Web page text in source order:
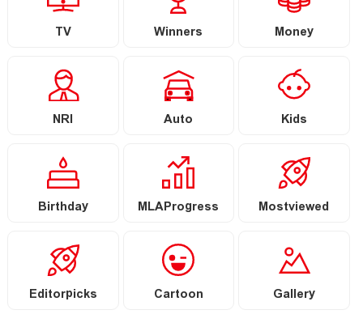
TV Winners Money
NRI Auto Kids
Birthday MLAProgress Mostviewed
Editorpicks Cartoon Gallery